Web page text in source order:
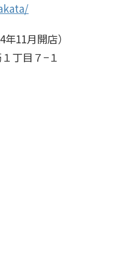
年11月開店）
丁目７−１